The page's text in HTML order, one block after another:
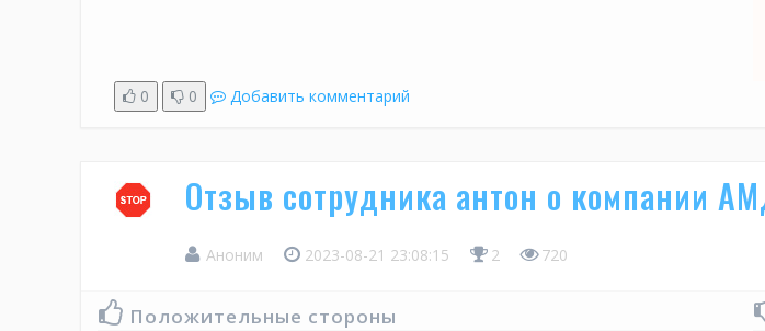
0
0 Добавить комментарий
Отзыв сотрудника антон о компании
Аноним 2023-08-21 23:08:15 2 720
Положительные стороны